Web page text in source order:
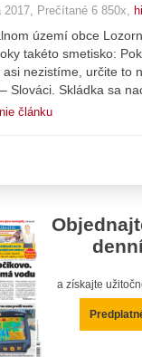
2017, Prečítané 6 850x,
území obce
takéto smetisko:
asi nezistíme, určite to
Slováci. Skládka sa
článku
a získajte